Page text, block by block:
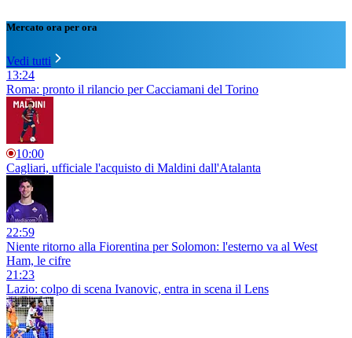
Mercato ora per ora
Vedi tutti
13:24
Roma: pronto il rilancio per Cacciamani del Torino
10:00
Cagliari, ufficiale l'acquisto di Maldini dall'Atalanta
22:59
Niente ritorno alla Fiorentina per Solomon: l'esterno va al West
Ham, le cifre
21:23
Lazio: colpo di scena Ivanovic, entra in scena il Lens